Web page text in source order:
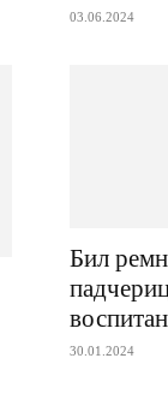
03.06.2024
Бил
30.01.2024